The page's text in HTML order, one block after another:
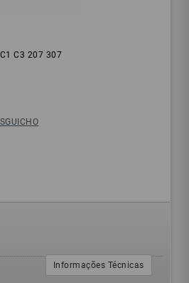
C1 C3 207 307
Informações Técnicas